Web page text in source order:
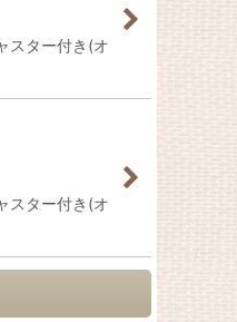
スター付き(オ
スター付き(オ